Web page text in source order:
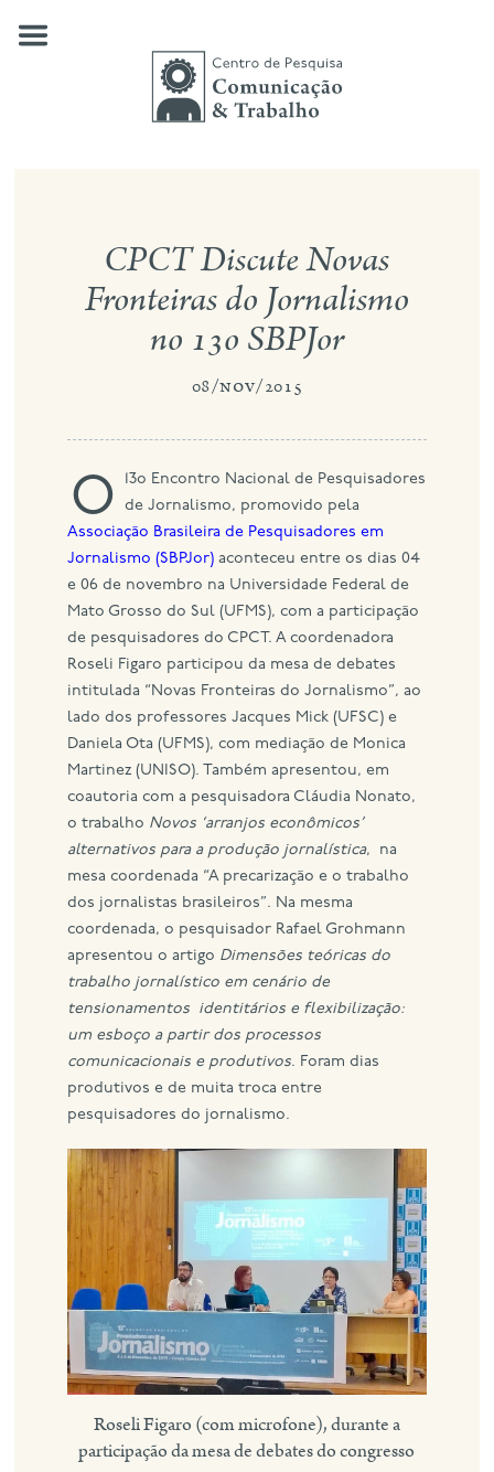
nossas pesquisas
publicações
notícias
eventos
contato
busca
eng
CPCT Discute Novas
Fronteiras do Jornalismo
no 13o SBPJor
08/nov/2015
O 13o Encontro Nacional de Pesquisadores
de Jornalismo, promovido pela
Associação Brasileira de Pesquisadores em
Jornalismo (SBPJor) aconteceu entre os dias 04
e 06 de novembro na Universidade Federal de
Mato Grosso do Sul (UFMS), com a participação
de pesquisadores do CPCT. A coordenadora
Roseli Figaro participou da mesa de debates
intitulada “Novas Fronteiras do Jornalismo”, ao
lado dos professores Jacques Mick (UFSC) e
Daniela Ota (UFMS), com mediação de Monica
Martinez (UNISO). Também apresentou, em
coautoria com a pesquisadora Cláudia Nonato,
o trabalho Novos ‘arranjos econômicos’
alternativos para a produção jornalística, na
mesa coordenada “A precarização e o trabalho
dos jornalistas brasileiros”. Na mesma
coordenada, o pesquisador Rafael Grohmann
apresentou o artigo Dimensões teóricas do
trabalho jornalístico em cenário de
tensionamentos identitários e flexibilização:
um esboço a partir dos processos
comunicacionais e produtivos. Foram dias
produtivos e de muita troca entre
pesquisadores do jornalismo.
Roseli Figaro (com microfone), durante a
participação da mesa de debates do congresso